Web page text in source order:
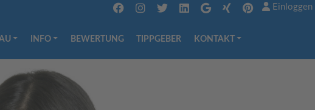
Einloggen
INFO BEWERTUNG TIPPGEBER KONTAKT